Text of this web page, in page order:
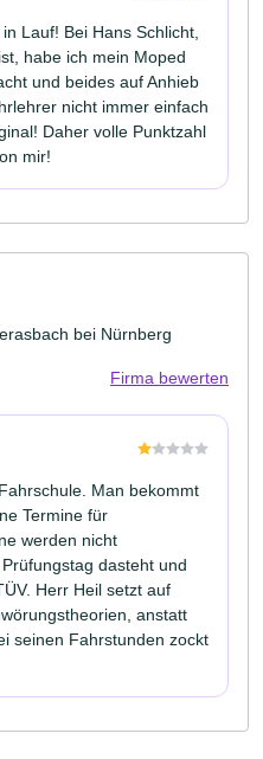
Lauf! Bei Hans Schlicht,
habe ich mein Moped
und beides auf Anhieb
nicht immer einfach
Daher volle Punktzahl
mir!
bei Nürnberg
Firma bewerten
Man bekommt
Termine für
werden nicht
dasteht und
Herr Heil setzt auf
anstatt
seinen Fahrstunden zockt